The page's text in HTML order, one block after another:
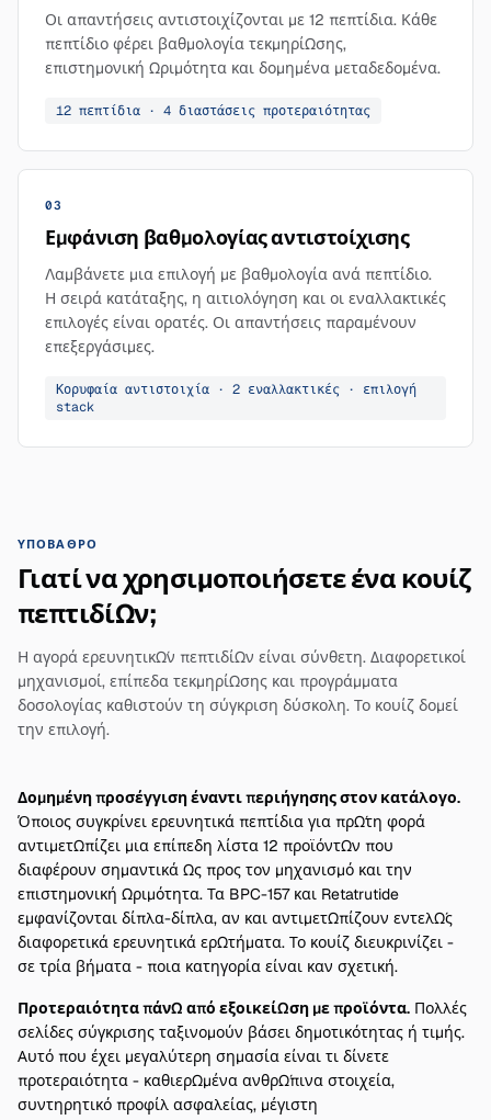
Οι απαντήσεις αντιστοιχίζονται με 12 πεπτίδια. Κάθε
πεπτίδιο φέρει βαθμολογία τεκμηρίωσης,
επιστημονική ωριμότητα και δομημένα μεταδεδομένα.
12 πεπτίδια · 4 διαστάσεις προτεραιότητας
03
Εμφάνιση βαθμολογίας αντιστοίχισης
Λαμβάνετε μια επιλογή με βαθμολογία ανά πεπτίδιο.
Η σειρά κατάταξης, η αιτιολόγηση και οι εναλλακτικές
επιλογές είναι ορατές. Οι απαντήσεις παραμένουν
επεξεργάσιμες.
Κορυφαία αντιστοιχία · 2 εναλλακτικές · επιλογή
stack
ΥΠΌΒΑΘΡΟ
Γιατί να χρησιμοποιήσετε ένα κουίζ
πεπτιδίων;
Η αγορά ερευνητικών πεπτιδίων είναι σύνθετη. Διαφορετικοί
μηχανισμοί, επίπεδα τεκμηρίωσης και προγράμματα
δοσολογίας καθιστούν τη σύγκριση δύσκολη. Το κουίζ δομεί
την επιλογή.
Δομημένη προσέγγιση έναντι περιήγησης στον κατάλογο.
Όποιος συγκρίνει ερευνητικά πεπτίδια για πρώτη φορά
αντιμετωπίζει μια επίπεδη λίστα 12 προϊόντων που
διαφέρουν σημαντικά ως προς τον μηχανισμό και την
επιστημονική ωριμότητα. Τα BPC-157 και Retatrutide
εμφανίζονται δίπλα-δίπλα, αν και αντιμετωπίζουν εντελώς
διαφορετικά ερευνητικά ερωτήματα. Το κουίζ διευκρινίζει -
σε τρία βήματα - ποια κατηγορία είναι καν σχετική.
Προτεραιότητα πάνω από εξοικείωση με προϊόντα. Πολλές
σελίδες σύγκρισης ταξινομούν βάσει δημοτικότητας ή τιμής.
Αυτό που έχει μεγαλύτερη σημασία είναι τι δίνετε
προτεραιότητα - καθιερωμένα ανθρώπινα στοιχεία,
συντηρητικό προφίλ ασφαλείας, μέγιστη